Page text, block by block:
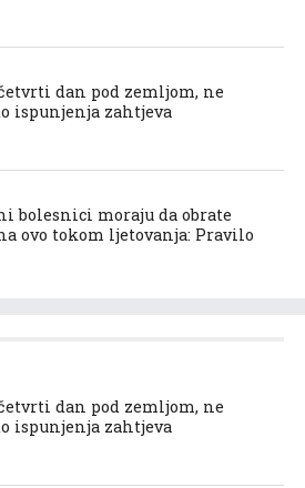
dan pod zemljom, ne
ispunjenja zahtjeva
bolesnici moraju da obrate
ovo tokom ljetovanja: Pravilo
dan pod zemljom, ne
ispunjenja zahtjeva